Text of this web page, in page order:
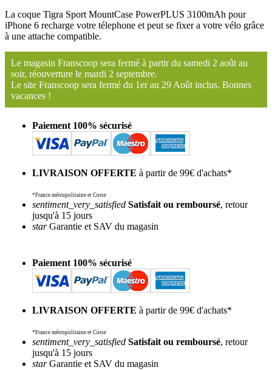
La coque Tigra Sport MountCase PowerPLUS 3100mAh pour
iPhone 6 recharge votre télephone et peut se fixer a votre vélo grâce
à une attache compatible.
Le magasin Franscoop sera fermé à partir du samedi 2 août au
soir, réouverture le mardi 2 septembre.
Le site Franscoop sera fermé du 1er au 29 Août inclus. Bonnes
vacances !
Paiement 100% sécurisé
LIVRAISON OFFERTE à partir de 99€ d'achats*
*France métropolitaine et Corse
sentiment_very_satisfied Satisfait ou remboursé, retour
jusqu'à 15 jours
starGarantie et SAV du magasin
Paiement 100% sécurisé
LIVRAISON OFFERTE à partir de 99€ d'achats*
*France métropolitaine et Corse
sentiment_very_satisfied Satisfait ou remboursé, retour
jusqu'à 15 jours
starGarantie et SAV du magasin